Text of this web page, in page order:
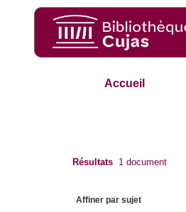
Accueil
Résultats 1 document
Affiner par sujet